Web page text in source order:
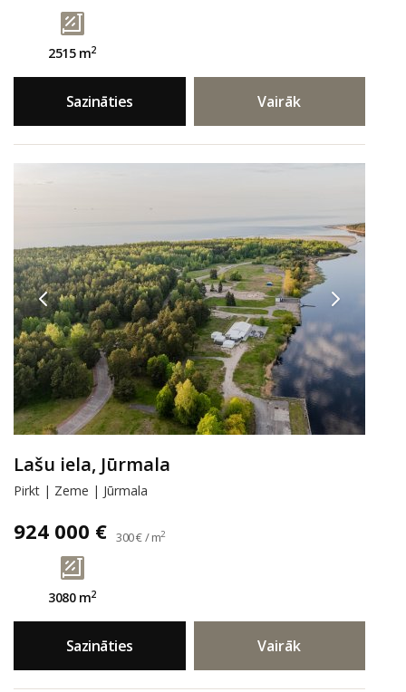
2515 m2
Sazināties Vairāk
Lašu iela, Jūrmala
Pirkt | Zeme | Jūrmala
924 000 € 300 € / m2
3080 m2
Sazināties Vairāk